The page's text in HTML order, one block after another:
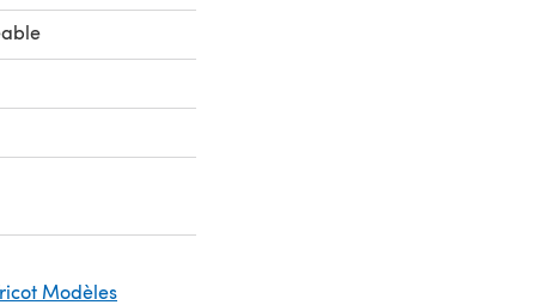
Modèles